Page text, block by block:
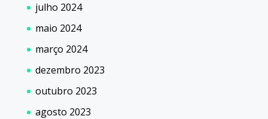
julho 2024
maio 2024
março 2024
dezembro 2023
outubro 2023
agosto 2023